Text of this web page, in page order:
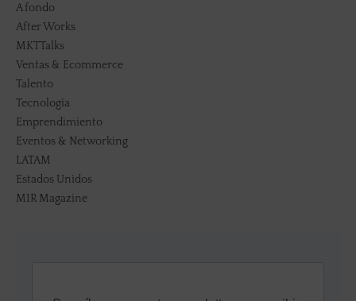
A fondo
After Works
MKTTalks
Ventas & Ecommerce
Talento
Tecnología
Emprendimiento
Eventos & Networking
LATAM
Estados Unidos
MIR Magazine